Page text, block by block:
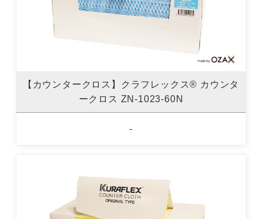
【カウンタークロス】クラフレックス® カウンタ
ークロス ZN-1023-60N
-